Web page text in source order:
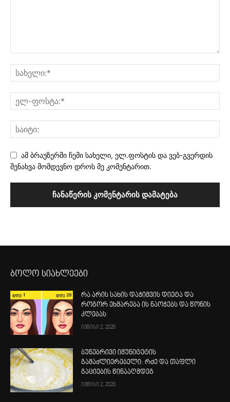
ამ ბრაუზერში ჩემი სახელი, ელ.ფოსტის და ვებ-გვერდის
შენახვა მომდევნო დროს მე კომენტარით.
ბოლო სიახლეები
რა არის სახის დაჭიმვის დიეტა და
როგორ ეხმარება ის ნაოჭებს და წონის
კლებას
ივნისი 2, 2026
ბუნებრივი იმუნიტეტის
გამაძლიერებელი: რძე და თაფლი
გაციების წინააღმდეგ
ივნისი 2, 2026